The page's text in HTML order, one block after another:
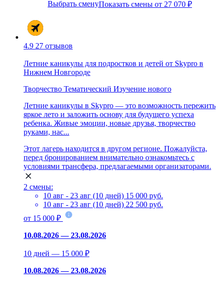
Выбрать сменуПоказать смены от 27 070 ₽
4.9 27 отзывов
Летние каникулы для подростков и детей от Skypro в
Нижнем Новгороде
Творчество Тематический Изучение нового
Летние каникулы в Skypro — это возможность пережить
яркое лето и заложить основу для будущего успеха
ребенка. Живые эмоции, новые друзья, творчество
руками, нас...
Этот лагерь находится в другом регионе. Пожалуйста,
перед бронированием внимательно ознакомьтесь с
условиями трансфера, предлагаемыми организаторами.
2 смены:
10 авг - 23 авг (10 дней) 15 000 руб.
10 авг - 23 авг (10 дней) 22 500 руб.
от 15 000 ₽
10.08.2026 — 23.08.2026
10 дней — 15 000 ₽
10.08.2026 — 23.08.2026